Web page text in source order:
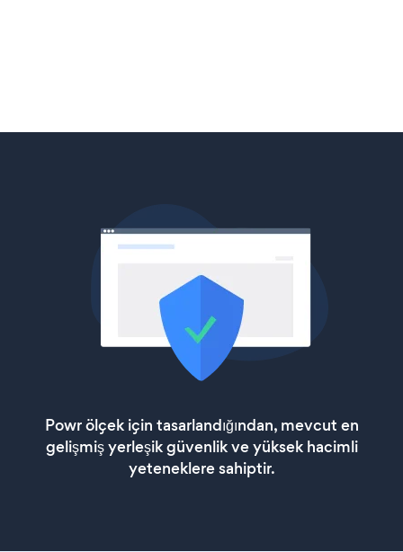
Powr ölçek için tasarlandığından, mevcut en
gelişmiş yerleşik güvenlik ve yüksek hacimli
yeteneklere sahiptir.